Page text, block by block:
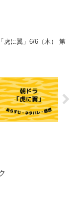
虎に翼」6/6（木） 第